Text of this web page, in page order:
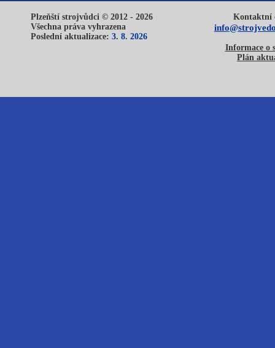
Plzeňští strojvůdci © 2012 - 2026
Všechna práva vyhrazena
Poslední aktualizace: 3. 8. 2026
Kontaktní
Informace o
Plán